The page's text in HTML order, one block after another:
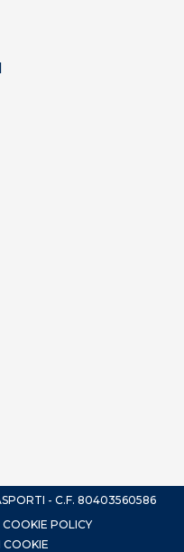
- C.F. 80403560586
COOKIE POLICY